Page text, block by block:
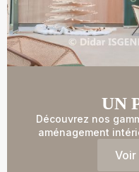
UN
Découvrez nos
aménagement